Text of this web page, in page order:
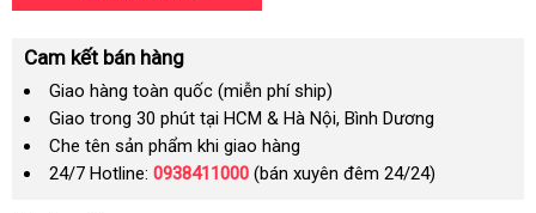
Cam kết bán hàng
Giao hàng toàn quốc (miễn phí ship)
Giao trong 30 phút tại HCM & Hà Nội, Bình Dương
Che tên sản phẩm khi giao hàng
24/7 Hotline: 0938411000 (bán xuyên đêm 24/24)